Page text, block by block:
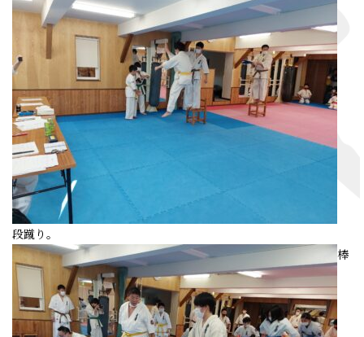
段蹴り。
棒